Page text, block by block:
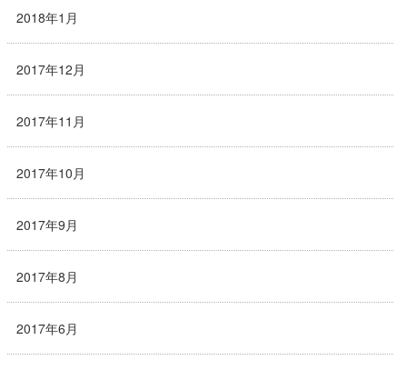
2018年1月
2017年12月
2017年11月
2017年10月
2017年9月
2017年8月
2017年6月